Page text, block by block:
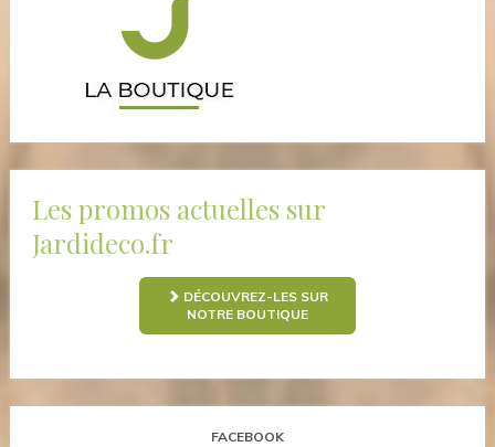
Les promos actuelles sur
Jardideco.fr
DÉCOUVREZ-LES SUR
NOTRE BOUTIQUE
FACEBOOK